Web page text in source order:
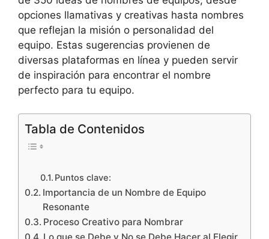
opciones llamativas y creativas hasta nombres
que reflejan la misión o personalidad del
equipo. Estas sugerencias provienen de
diversas plataformas en línea y pueden servir
de inspiración para encontrar el nombre
perfecto para tu equipo.
Tabla de Contenidos
Puntos clave:
Importancia de un Nombre de Equipo
Resonante
Proceso Creativo para Nombrar